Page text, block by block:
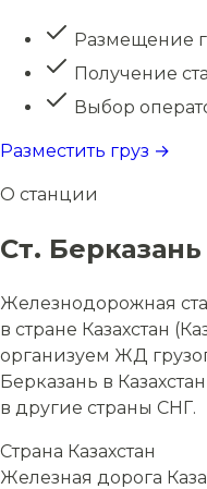
Размещение
Получение
Выбор
Разместить груз →
О станции
Ст. Берказань
Железнодорожная
в стране Казахстан
организуем ЖД
Берказань в
в другие страны СНГ.
Страна Казахстан
Железная дорога